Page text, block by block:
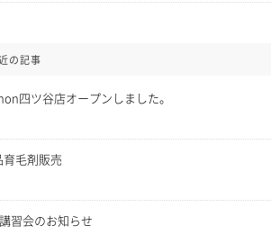
の記事
四ツ谷店オープンしました。
毛剤販売
習会のお知らせ